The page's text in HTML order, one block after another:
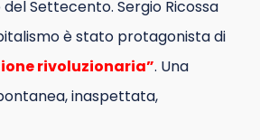
Settecento. Sergio Ricossa
è stato protagonista di
rivoluzionaria”. Una
inaspettata,